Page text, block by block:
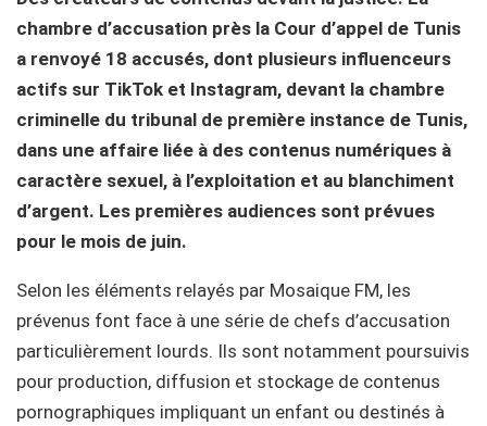
chambre d’accusation près la Cour d’appel de Tunis
a renvoyé 18 accusés, dont plusieurs influenceurs
actifs sur TikTok et Instagram, devant la chambre
criminelle du tribunal de première instance de Tunis,
dans une affaire liée à des contenus numériques à
caractère sexuel, à l’exploitation et au blanchiment
d’argent. Les premières audiences sont prévues
pour le mois de juin.
Selon les éléments relayés par Mosaique FM, les
prévenus font face à une série de chefs d’accusation
particulièrement lourds. Ils sont notamment poursuivis
pour production, diffusion et stockage de contenus
pornographiques impliquant un enfant ou destinés à